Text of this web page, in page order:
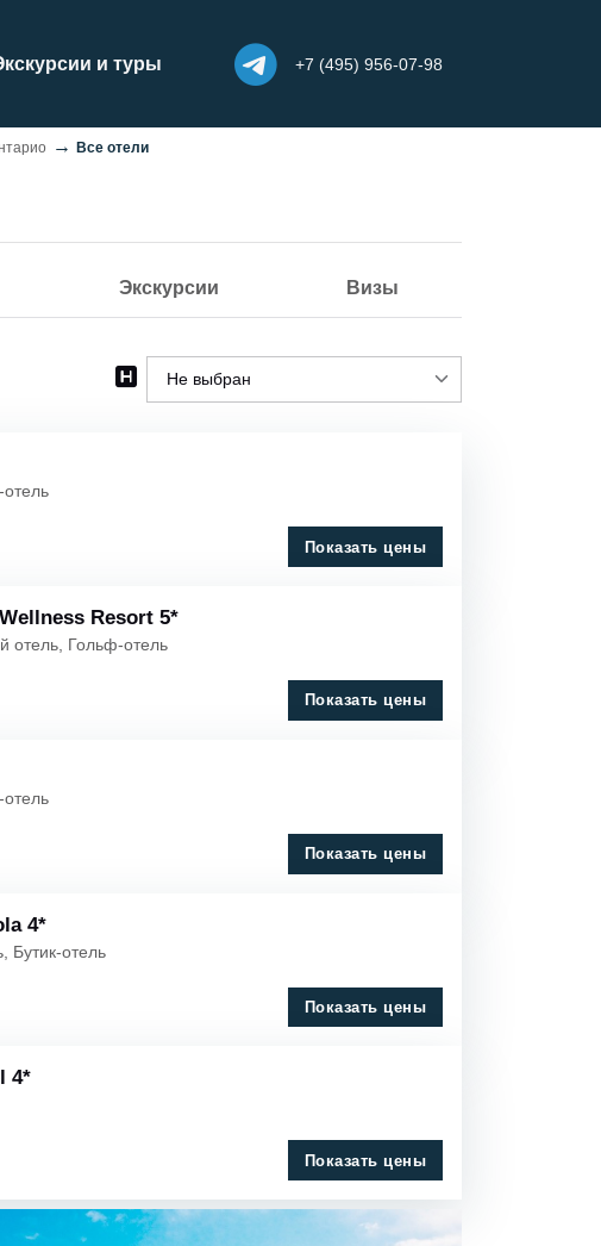
и туры +7 (495) 956-07-98
Все отели
Экскурсии Визы
Не выбран
Загородный
Показать цены
Resort 5*
отель, Гольф-отель
Показать цены
Показать цены
4*
Бутик-отель
Показать цены
4*
Показать цены